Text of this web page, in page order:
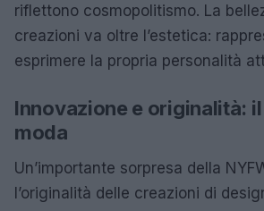
riflettono cosmopolitismo. La
creazioni va oltre l’estetica:
esprimere la propria personalità
Innovazione e originalità:
moda
Un’importante sorpresa della
l’originalità delle creazioni di